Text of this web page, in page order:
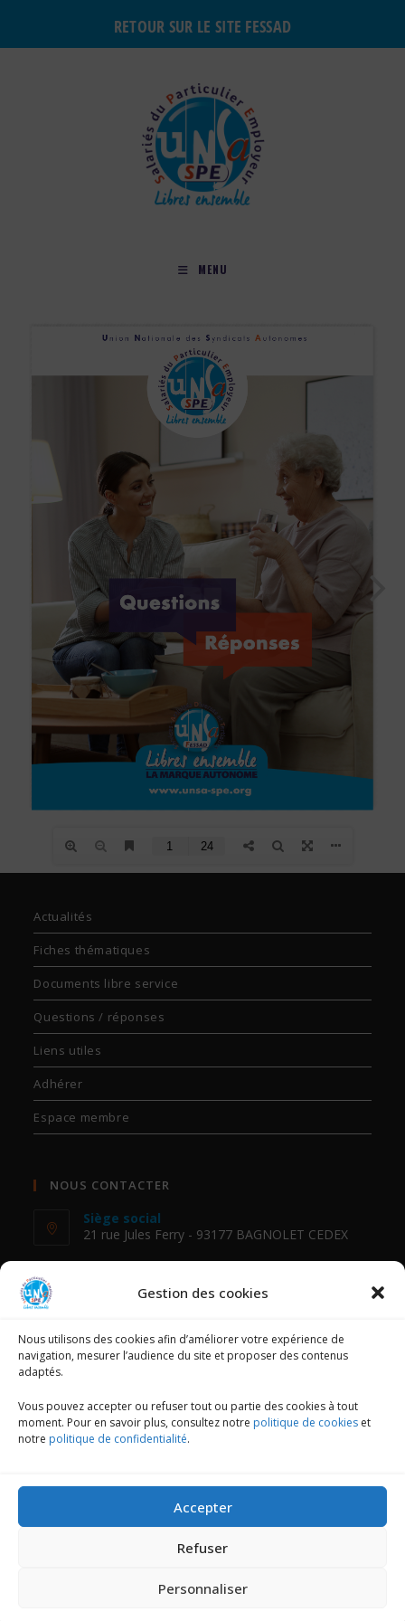
Gestion des cookies
Nous utilisons des cookies afin d’améliorer votre expérience de
navigation, mesurer l’audience du site et proposer des contenus
adaptés.
Vous pouvez accepter ou refuser tout ou partie des cookies à tout
moment. Pour en savoir plus, consultez notre politique de cookies et
notre politique de confidentialité.
Accepter
Refuser
Personnaliser
RETOUR SUR LE SITE FESSAD
MENU
Actualités
Fiches thématiques
Documents libre service
Questions / réponses
Liens utiles
Adhérer
Espace membre
NOUS CONTACTER
Siège social
21 rue Jules Ferry - 93177 BAGNOLET CEDEX
01 48 18 88 54
fessad@unsa.org